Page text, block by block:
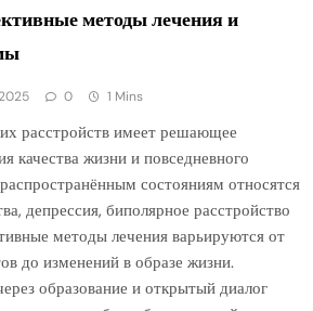
методы лечения и
0 1 Mins
расстройств имеет решающее
качества жизни и повседневного
состояниям относятся
депрессия, биполярное расстройство
методы лечения варьируются от
до изменений в образе жизни.
образование и открытый диалог